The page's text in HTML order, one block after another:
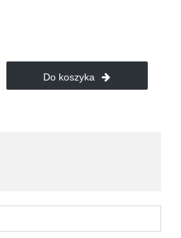
Do koszyka